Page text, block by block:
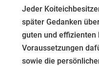
Jeder
später Gedanken
guten und effizienten
Voraussetzungen
sowie die